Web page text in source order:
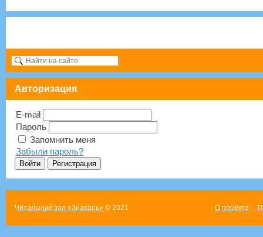
Авторизация
E-mail
Пароль
Запомнить меня
Забыли пароль?
Читальный зал «Знахарь»© 2021 О проекте